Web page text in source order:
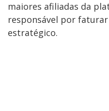
maiores afiliadas da
responsável por
estratégico.